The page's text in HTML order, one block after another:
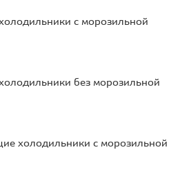
с морозильной
без морозильной
холодильники с морозильной